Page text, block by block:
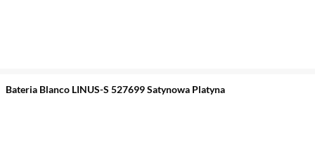
Bateria Blanco LINUS-S 527699 Satynowa Platyna